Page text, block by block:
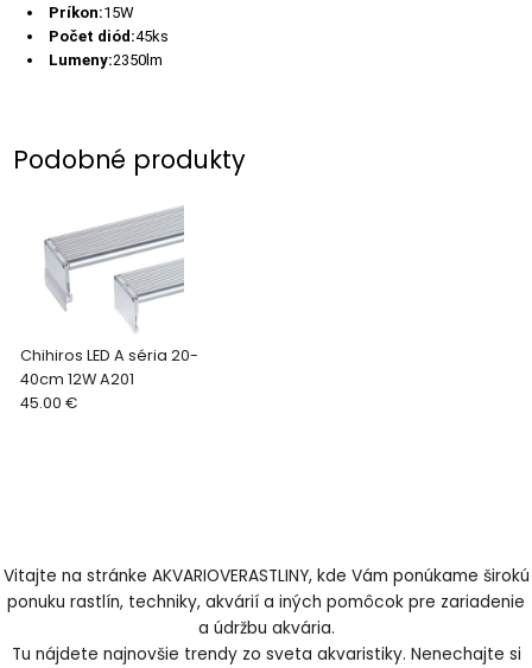
Príkon:15W
Počet diód:45ks
Lumeny:2350lm
Podobné produkty
Chihiros LED A séria 20-
40cm 12W A201
45.00 €
Vitajte na stránke AKVARIOVERASTLINY, kde Vám ponúkame širokú
ponuku rastlín, techniky, akvárií a iných pomôcok pre zariadenie
a údržbu akvária.
Tu nájdete najnovšie trendy zo sveta akvaristiky. Nenechajte si